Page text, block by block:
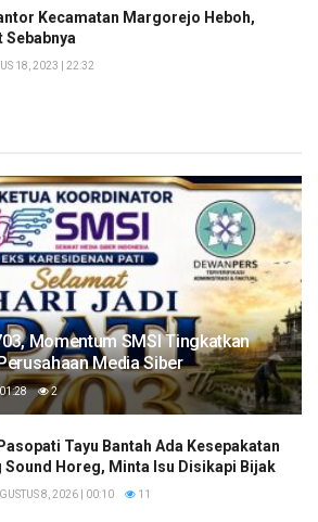
Kecamatan Margorejo Heboh,
Sebabnya
18, 2023 | 22:32
Momentum SMSI Tingkatkan
Media Siber
2
Tayu Bantah Ada Kesepakatan
Sound Horeg, Minta Isu Disikapi Bijak
8, 2026 | 00:10 11